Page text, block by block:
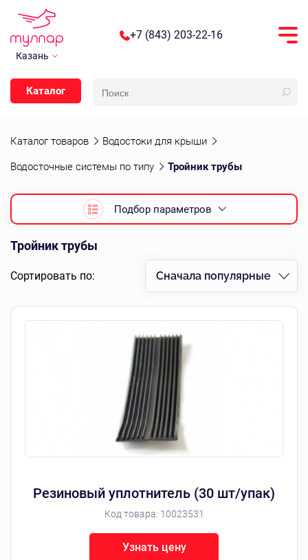
Казань
+7 (843) 203-22-16
Каталог
Каталог товаров Водостоки для крыши
Водосточные системы по типу Тройник трубы
Подбор параметров
Тройник трубы
Сортировать по: Сначала популярные
Резиновый уплотнитель (30 шт/упак)
Код товара: 10023531
Узнать цену